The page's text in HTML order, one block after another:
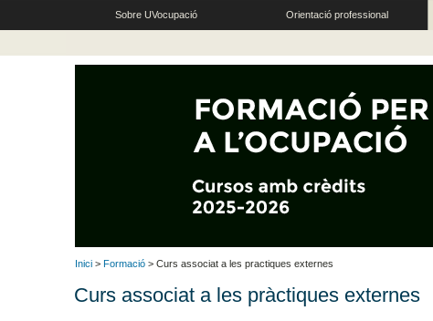
Sobre UVocupació Orientació professional
Inici > Formació > Curs associat a les practiques externes
Curs associat a les pràctiques externes